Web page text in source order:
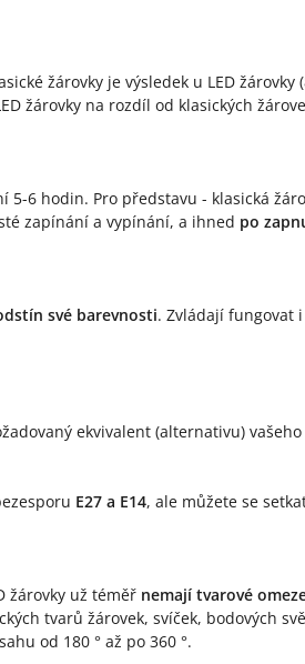
žárovky je výsledek u LED žárovky
žárovky na rozdíl od klasických
6 hodin. Pro představu - klasická
zapínání a vypínání, a ihned po
své barevnosti. Zvládají fungovat
ekvivalent (alternativu)
E27 a E14, ale můžete se
žárovky už téměř nemají tvarové
tvarů žárovek, svíček, bodových
od 180 ° až po 360 °.